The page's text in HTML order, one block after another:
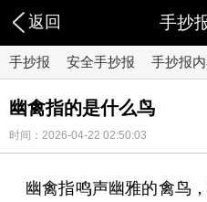
返回 手抄
手抄报 安全手抄报 手抄报
幽禽指的是什么鸟
时间：2026-04-22 02:50:03
幽禽指鸣声幽雅的禽鸟